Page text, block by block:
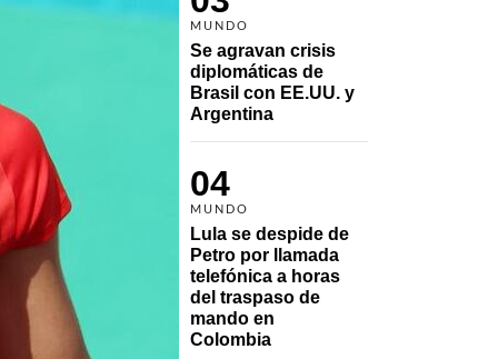
MUNDO
Se agravan crisis
diplomáticas de
Brasil con EE.UU. y
Argentina
04
MUNDO
Lula se despide de
Petro por llamada
telefónica a horas
del traspaso de
mando en
Colombia